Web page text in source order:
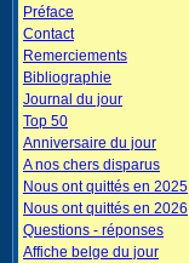
Préface
Contact
Remerciements
Bibliographie
Journal du jour
Top 50
Anniversaire du jour
A nos chers disparus
Nous ont quittés en 2025
Nous ont quittés en 2026
Questions - réponses
Affiche belge du jour